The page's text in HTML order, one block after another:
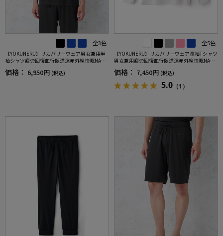
全3色
【YOKUNERU】リカバリーウェア男女兼用半
袖シャツ疲労回復血行促進遠赤外線快眠NANO
MIX(R)【一般医療機器】SS～LLサイズ
価格： 6,950円 (税込)
全5色
【YOKUNERU】リカバリーウェア長袖Tシャツ
男女兼用疲労回復血行促進遠赤外線快眠NANO
MIX(R)【一般医療機器】SS～LLサイズ
価格： 7,450円 (税込)
5.0 （1）